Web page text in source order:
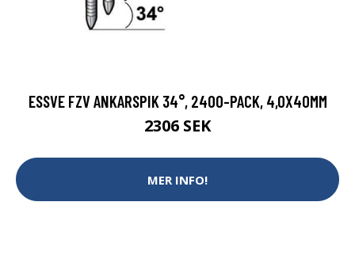
ESSVE FZV ANKARSPIK 34°, 2400-PACK, 4,0X40MM
2306 SEK
MER INFO!